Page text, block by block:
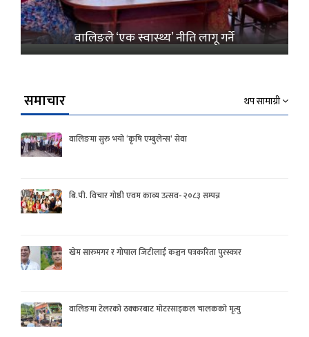
वालिङले ‘एक स्वास्थ्य’ नीति लागू गर्ने
समाचार थप सामाग्री
वालिङमा सुरु भयो ‘कृषि एम्बुलेन्स’ सेवा
बि.पी. विचार गोष्ठी एवम काव्य उत्सव- २०८३ सम्पन्न
खेम सारुमगर र गोपाल जिटीलाई कञ्चन पत्रकरिता पुरस्कार
वालिङमा टेलरको ठक्करबाट मोटरसाइकल चालकको मृत्यु